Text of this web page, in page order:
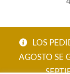
LOS
AGOSTO SE